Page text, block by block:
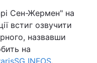
Сен-Жермен" на
встиг озвучити
назвавши
на
INFOS.